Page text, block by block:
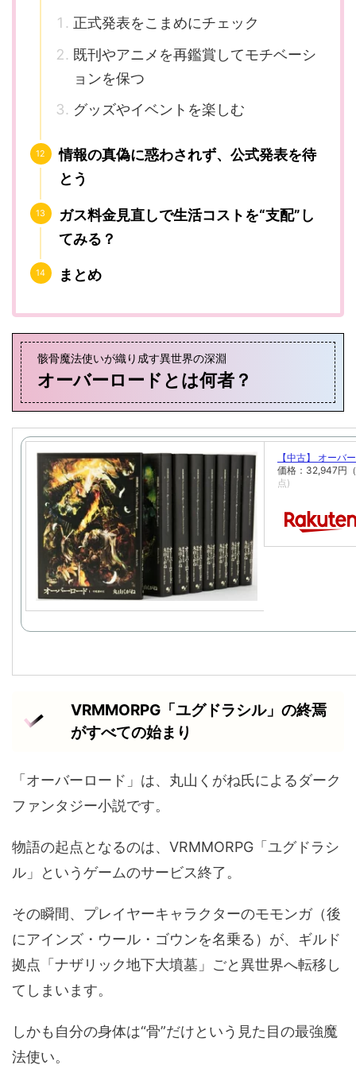
正式発表をこまめにチェック
既刊やアニメを再鑑賞してモチベーシ
ョンを保つ
グッズやイベントを楽しむ
情報の真偽に惑わされず、公式発表を待
とう
ガス料金見直しで生活コストを“支配”し
てみる？
まとめ
骸骨魔法使いが織り成す異世界の深淵
オーバーロードとは何者？
【中古】 オーバ
価格：32,947円
点)
VRMMORPG「ユグドラシル」の終焉
がすべての始まり
「オーバーロード」は、丸山くがね氏によるダーク
ファンタジー小説です。
物語の起点となるのは、VRMMORPG「ユグドラシ
ル」というゲームのサービス終了。
その瞬間、プレイヤーキャラクターのモモンガ（後
にアインズ・ウール・ゴウンを名乗る）が、ギルド
拠点「ナザリック地下大墳墓」ごと異世界へ転移し
てしまいます。
しかも自分の身体は“骨”だけという見た目の最強魔
法使い。